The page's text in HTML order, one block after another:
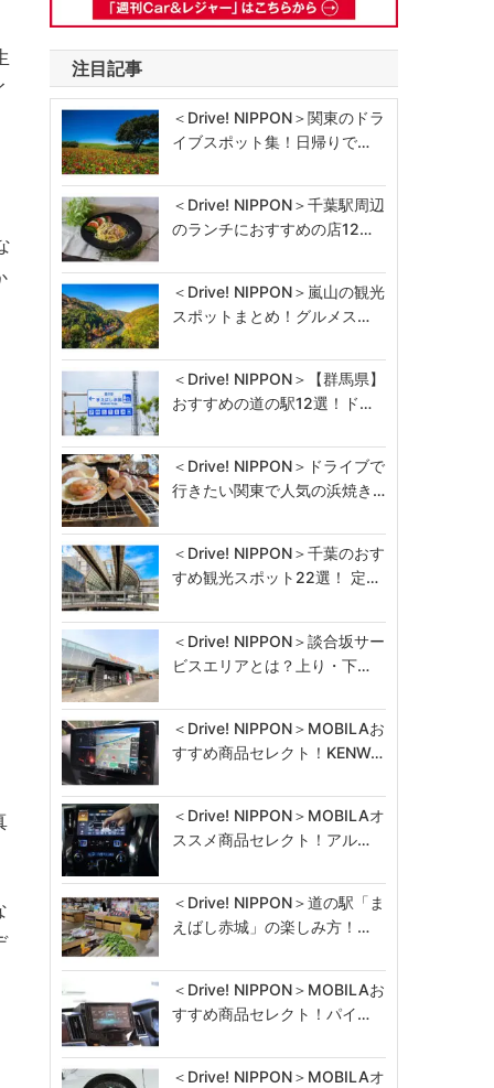
注目記事
＜Drive! NIPPON＞関東のドラ
イブスポット集！日帰りで…
＜Drive! NIPPON＞千葉駅周辺
のランチにおすすめの店12…
＜Drive! NIPPON＞嵐山の観光
スポットまとめ！グルメス…
＜Drive! NIPPON＞【群馬県】
おすすめの道の駅12選！ド…
＜Drive! NIPPON＞ドライブで
行きたい関東で人気の浜焼き…
＜Drive! NIPPON＞千葉のおす
すめ観光スポット22選！ 定…
＜Drive! NIPPON＞談合坂サー
ビスエリアとは？上り・下…
＜Drive! NIPPON＞MOBILAお
すすめ商品セレクト！KENW…
＜Drive! NIPPON＞MOBILAオ
ススメ商品セレクト！アル…
＜Drive! NIPPON＞道の駅「ま
えばし赤城」の楽しみ方！…
＜Drive! NIPPON＞MOBILAお
すすめ商品セレクト！パイ…
＜Drive! NIPPON＞MOBILAオ